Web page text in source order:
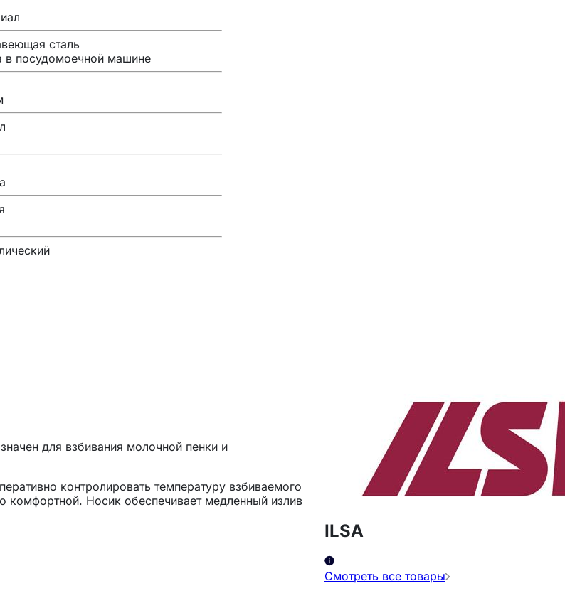
сталь
в посудомоечной машине
для взбивания молочной пенки и
контролировать температуру взбиваемого
Носик обеспечивает медленный излив
ILSA
Смотреть все товары